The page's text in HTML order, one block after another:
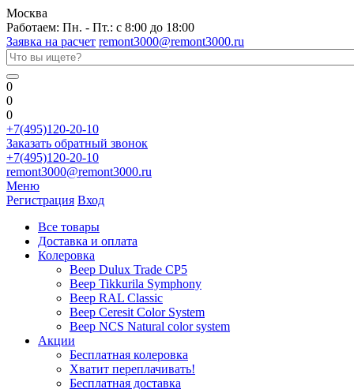
Москва
Работаем: Пн. - Пт.: с 8:00 до 18:00
Заявка на расчет remont3000@remont3000.ru
0
0
0
+7(495)120-20-10
Заказать обратный звонок
+7(495)120-20-10
remont3000@remont3000.ru
Меню
Регистрация Вход
Все товары
Доставка и оплата
Колеровка
Веер Dulux Trade CP5
Веер Tikkurila Symphony
Веер RAL Classic
Веер Ceresit Color System
Веер NCS Natural color system
Акции
Бесплатная колеровка
Хватит переплачивать!
Бесплатная доставка